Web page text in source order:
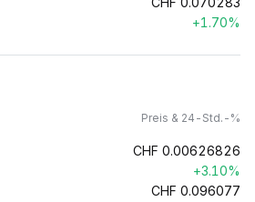
+1.70%
Preis & 24-Std.-%
CHF 0.00626826
+3.10%
CHF 0.096077